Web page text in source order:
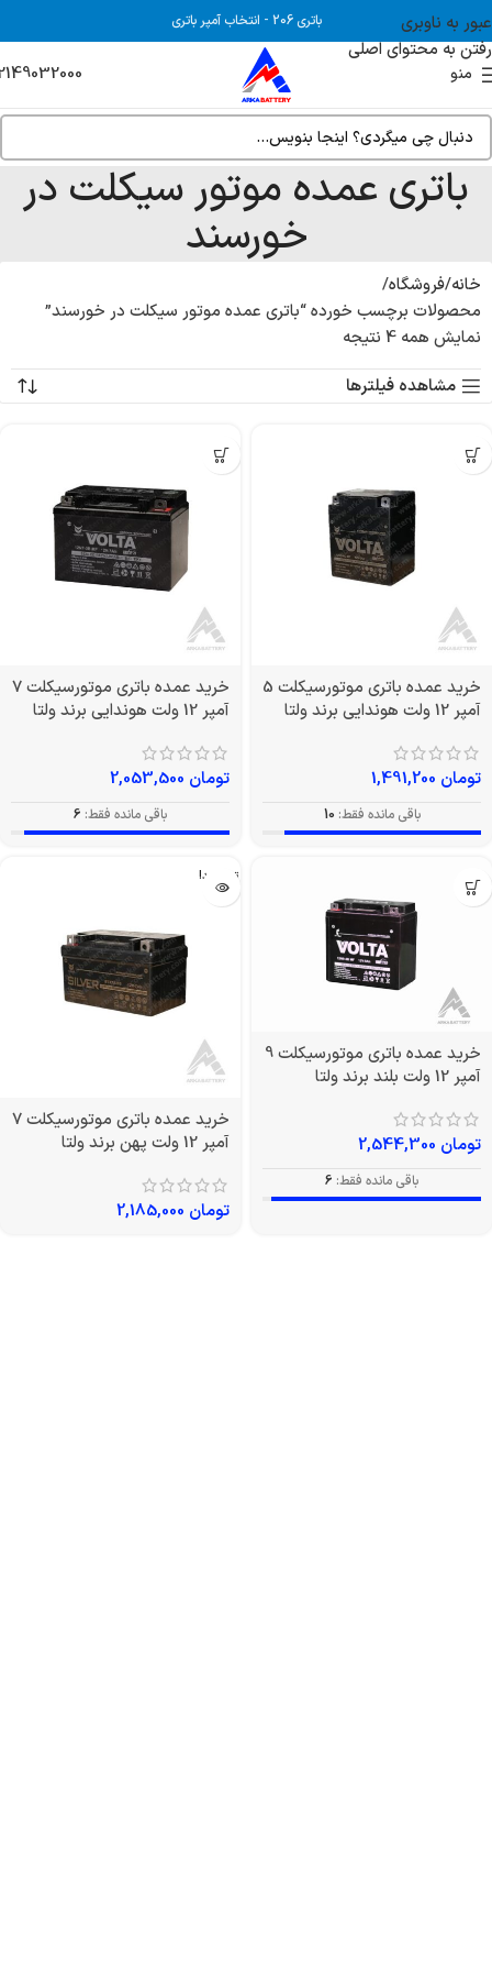
عبور به ناوبری
رفتن به محتوای اصلی
باتری 206 - انتخاب آمپر باتری
منو
باتری عمده موتور سیکلت در
خورسند
خانه فروشگاه
محصولات برچسب خورده “باتری عمده موتور سیکلت در خورسند”
نمایش همه 4 نتیجه
مشاهده فیلترها
خرید عمده باتری موتورسیکلت 5
آمپر 12 ولت هوندایی برند ولتا
تومان
باقی مانده فقط: 10
خرید عمده باتری موتورسیکلت 7
آمپر 12 ولت هوندایی برند ولتا
تومان
باقی مانده فقط: 6
خرید عمده باتری موتورسیکلت 9
آمپر 12 ولت بلند برند ولتا
تومان
باقی مانده فقط: 6
تمام شد!
خرید عمده باتری موتورسیکلت 7
آمپر 12 ولت پهن برند ولتا
تومان